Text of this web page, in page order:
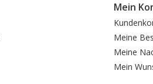
Mein
Meine
Meine
Mein